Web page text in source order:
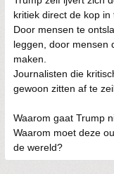
kritiek direct de kop in
Door mensen te
leggen, door mensen
maken.
Journalisten die
gewoon zitten af te
Waarom gaat Trump
Waarom moet deze
de wereld?